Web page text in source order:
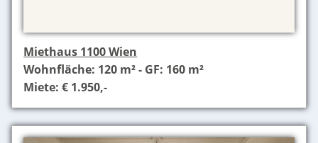
Miethaus 1100 Wien
Wohnfläche: 120 m² - GF: 160 m²
Miete: € 1.950,-